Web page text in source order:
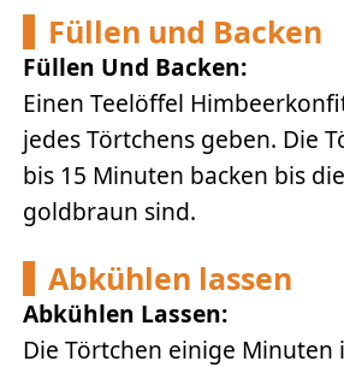
Füllen und Backen
Füllen Und Backen:
Einen Teelöffel
jedes Törtchens geben. Die
bis 15 Minuten backen bis
goldbraun sind.
Abkühlen lassen
Abkühlen Lassen:
Die Törtchen einige Minuten